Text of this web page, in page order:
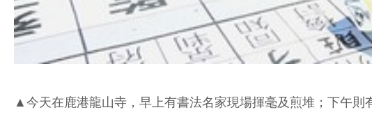
▲今天在鹿港龍山寺，早上有書法名家現場揮毫及煎堆；下午